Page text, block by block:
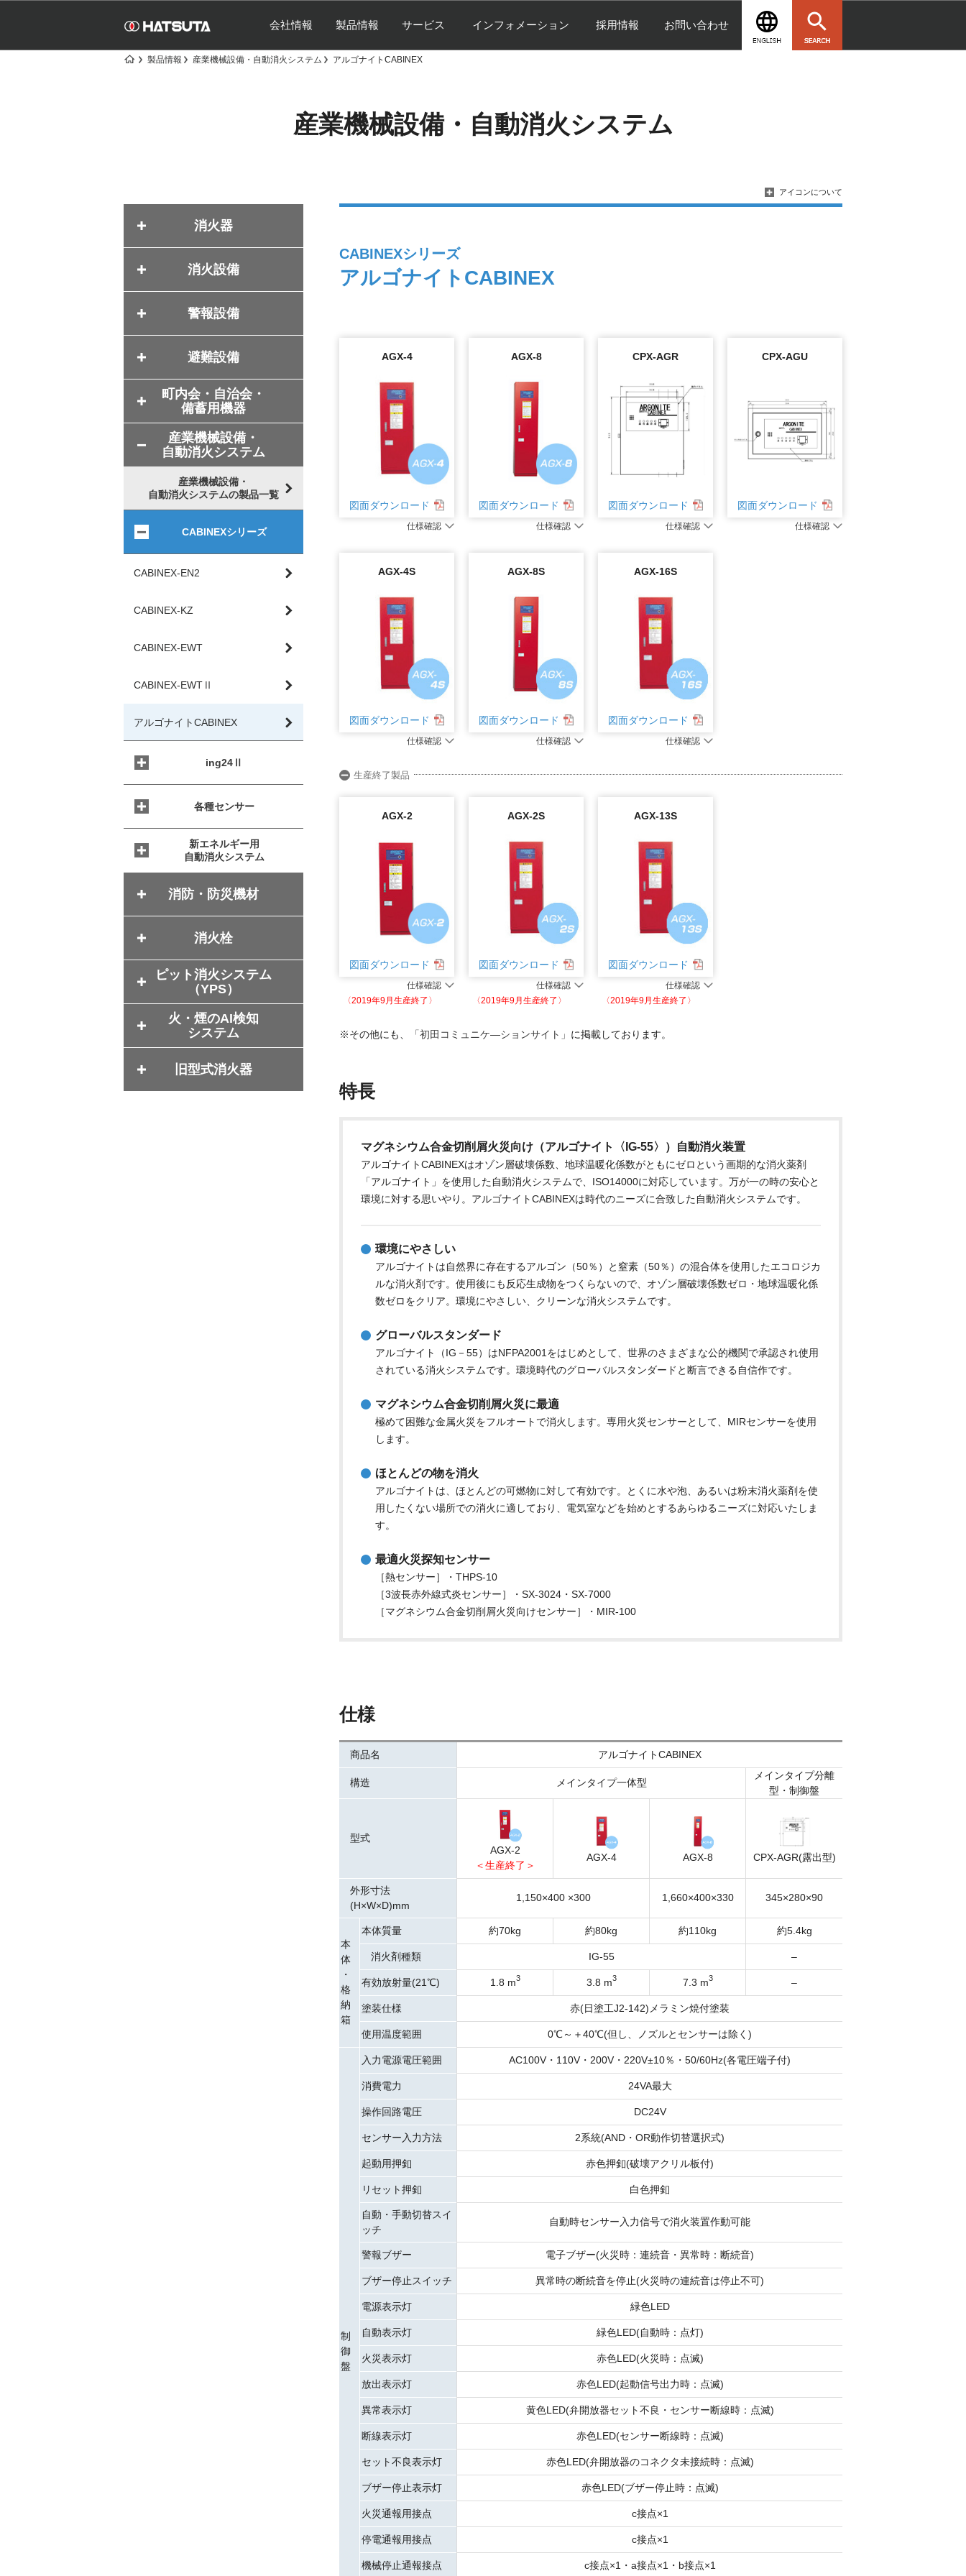
会社情報 製品情報 サービス インフォメーション 採用情報 お問い合わせ
製品情報 産業機械設備・ 自動消火システム アルゴナイトCABINEX
産業機械設備・ 自動消火システム
アイコンについて
CABINEXシリーズ
アルゴナイトCABINEX
AGX-4
図面ダウンロード
仕様確認
AGX-8
図面ダウンロード
仕様確認
CPX-AGR
図面ダウンロード
仕様確認
CPX-AGU
図面ダウンロード
仕様確認
AGX-4S
図面ダウンロード
仕様確認
AGX-8S
図面ダウンロード
仕様確認
AGX-16S
図面ダウンロード
仕様確認
生産終了製品
AGX-2
図面ダウンロード
仕様確認
〈2019年9月生産終了〉
AGX-2S
図面ダウンロード
仕様確認
〈2019年9月生産終了〉
AGX-13S
図面ダウンロード
仕様確認
〈2019年9月生産終了〉
※その他にも、 「初田コミュニケ―ションサイト」 に掲載しております。
特長
マグネシウム合金切削屑火災向け（アルゴナイト〈IG-55〉）自動消火装置
アルゴナイトCABINEXはオゾン層破壊係数、地球温暖化係数がともにゼロという画期的な消火薬剤
「アルゴナイト」を使用した自動消火システムで、ISO14000に対応しています。万が一の時の安心と
環境に対する思いやり。アルゴナイトCABINEXは時代のニーズに合致した自動消火システムです。
環境にやさしい
アルゴナイトは自然界に存在するアルゴン（50％）と窒素（50％）の混合体を使用したエコロジカ
ルな消火剤です。使用後にも反応生成物をつくらないので、オゾン層破壊係数ゼロ・地球温暖化係
数ゼロをクリア。環境にやさしい、クリーンな消火システムです。
グローバルスタンダード
アルゴナイト（IG－55）はNFPA2001をはじめとして、世界のさまざまな公的機関で承認され使用
されている消火システムです。環境時代のグローバルスタンダードと断言できる自信作です。
マグネシウム合金切削屑火災に最適
極めて困難な金属火災をフルオートで消火します。専用火災センサーとして、MIRセンサーを使用
します。
ほとんどの物を消火
アルゴナイトは、ほとんどの可燃物に対して有効です。とくに水や泡、あるいは粉末消火薬剤を使
用したくない場所での消火に適しており、電気室などを始めとするあらゆるニーズに対応いたしま
す。
最適火災探知センサー
［熱センサー］・THPS-10
［3波長赤外線式炎センサー］・SX-3024・SX-7000
［マグネシウム合金切削屑火災向けセンサー］・MIR-100
仕様
商品名 アルゴナイトCABINEX
構造 メインタイプ一体型
メインタイプ分離
型・制御盤
型式
AGX-2
＜生産終了＞
AGX-4 AGX-8 CPX-AGR(露出型)
外形寸法
(H×W×D)mm
1,150×400 ×300 1,660×400×330 345×280×90
本
体
・
格
納
箱
本体質量 約70kg 約80kg 約110kg 約5.4kg
消火剤種類 IG-55 –
有効放射量(21℃) 1.8 m3 3.8 m3 7.3 m3 –
塗装仕様 赤(日塗工J2-142)メラミン焼付塗装
使用温度範囲 0℃～＋40℃(但し、ノズルとセンサーは除く)
制
御
盤
入力電源電圧範囲 AC100V・110V・200V・220V±10％・50/60Hz(各電圧端子付)
消費電力 24VA最大
操作回路電圧 DC24V
センサー入力方法 2系統(AND・OR動作切替選択式)
起動用押釦 赤色押釦(破壊アクリル板付)
リセット押釦 白色押釦
自動・手動切替スイ
ッチ
自動時センサー入力信号で消火装置作動可能
警報ブザー 電子ブザー(火災時：連続音・異常時：断続音)
ブザー停止スイッチ 異常時の断続音を停止(火災時の連続音は停止不可)
電源表示灯 緑色LED
自動表示灯 緑色LED(自動時：点灯)
火災表示灯 赤色LED(火災時：点滅)
放出表示灯 赤色LED(起動信号出力時：点滅)
異常表示灯 黄色LED(弁開放器セット不良・センサー断線時：点滅)
断線表示灯 赤色LED(センサー断線時：点滅)
セット不良表示灯 赤色LED(弁開放器のコネクタ未接続時：点滅)
ブザー停止表示灯 赤色LED(ブザー停止時：点滅)
火災通報用接点 c接点×1
停電通報用接点 c接点×1
機械停止通報接点 c接点×1・a接点×1・b接点×1
消火器
消火設備
警報設備
避難設備
町内会・自治会・
備蓄用機器
産業機械設備・
自動消火システム
産業機械設備・
自動消火システムの製品一覧
CABINEXシリーズ
CABINEX-EN2
CABINEX-KZ
CABINEX-EWT
CABINEX-EWTⅡ
アルゴナイトCABINEX
ing24Ⅱ
各種センサー
新エネルギー用
自動消火システム
消防・防災機材
消火栓
ピット消火システム
（YPS）
火・煙のAI検知
システム
旧型式消火器